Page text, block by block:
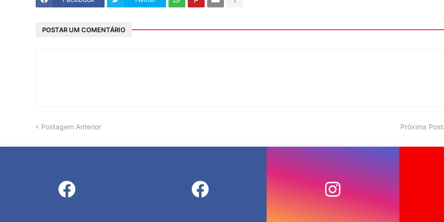
POSTAR UM COMENTÁRIO
Postagem Anterior Próxima